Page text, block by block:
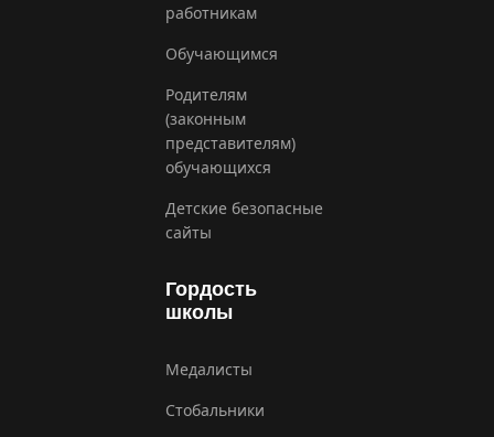
работникам
Обучающимся
Родителям
(законным
представителям)
обучающихся
Детские безопасные
сайты
Гордость
школы
Медалисты
Стобальники